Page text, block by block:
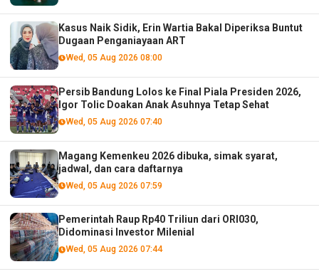
Kasus Naik Sidik, Erin Wartia Bakal Diperiksa Buntut
Dugaan Penganiayaan ART
Wed, 05 Aug 2026 08:00
Persib Bandung Lolos ke Final Piala Presiden 2026,
Igor Tolic Doakan Anak Asuhnya Tetap Sehat
Wed, 05 Aug 2026 07:40
Magang Kemenkeu 2026 dibuka, simak syarat,
jadwal, dan cara daftarnya
Wed, 05 Aug 2026 07:59
Pemerintah Raup Rp40 Triliun dari ORI030,
Didominasi Investor Milenial
Wed, 05 Aug 2026 07:44